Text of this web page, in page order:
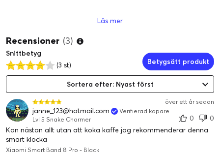
Läs mer
Recensioner (3)
Snittbetyg
(3 st)
Betygsätt produkt
Sortera efter: Nyast först
över ett år sedan
janne_123@hotmail.com
Verifierad köpare
Lvl 5 Snake Charmer
0
0
Kan nästan allt utan att koka kaffe jag rekommenderar denna
smart klocka
Xiaomi Smart Band 8 Pro - Black